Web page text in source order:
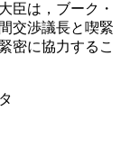
臣は，ブーク・
交渉議長と喫緊
密に協力するこ